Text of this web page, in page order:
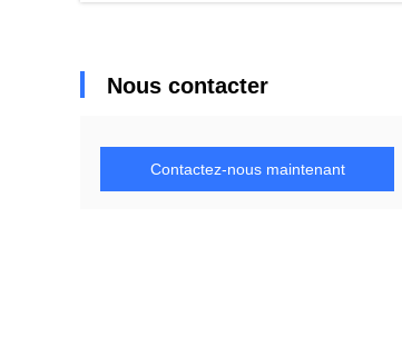
Nous contacter
Contactez-nous maintenant